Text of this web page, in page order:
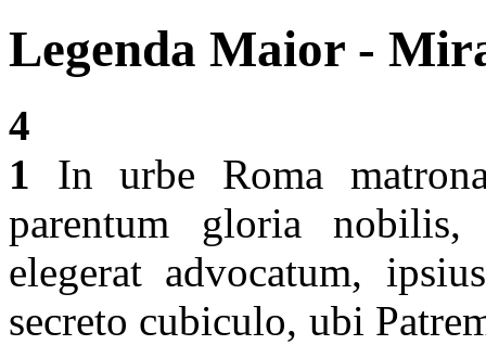
Legenda Maior -
4
1 In urbe Roma
parentum gloria
elegerat advocatum,
secreto cubiculo, ubi